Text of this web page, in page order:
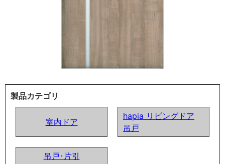
製品カテゴリ
室内ドア
hapia リビングドア
吊戸
吊戸･片引